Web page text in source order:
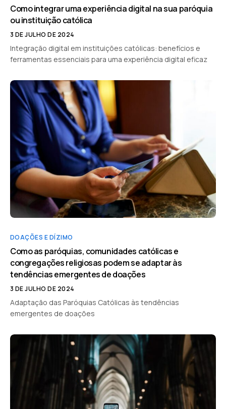
Como integrar uma experiência digital na sua paróquia
ou instituição católica
3 DE JULHO DE 2024
Integração digital em instituições católicas: benefícios e
ferramentas essenciais para uma experiência digital eficaz
DOAÇÕES E DÍZIMO
Como as paróquias, comunidades católicas e
congregações religiosas podem se adaptar às
tendências emergentes de doações
3 DE JULHO DE 2024
Adaptação das Paróquias Católicas às tendências
emergentes de doações